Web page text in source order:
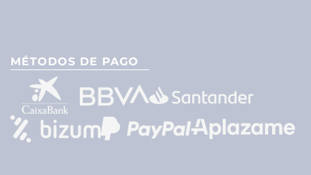
MÉTODOS DE PAGO